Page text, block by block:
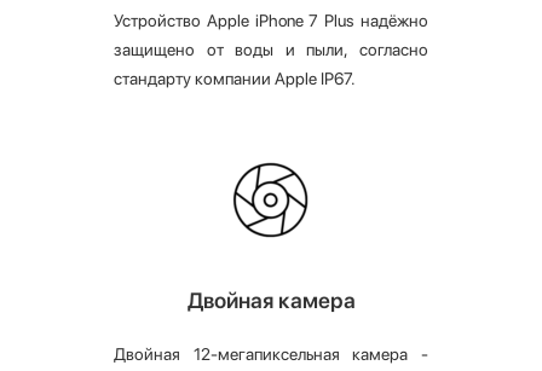
Устройство Apple iPhone 7 Plus надёжно
защищено от воды и пыли, согласно
стандарту компании Apple IP67.
Двойная камера
Двойная 12-мегапиксельная камера -